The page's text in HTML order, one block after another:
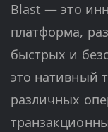
Blast — это
платформа,
быстрых и
это нативный
различных